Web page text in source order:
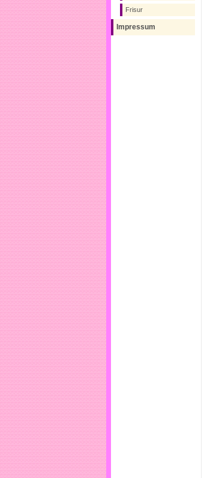
Frisur
Impressum